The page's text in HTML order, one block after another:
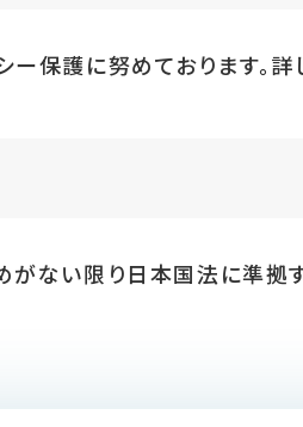
保護に努めております。詳
ない限り日本国法に準拠す